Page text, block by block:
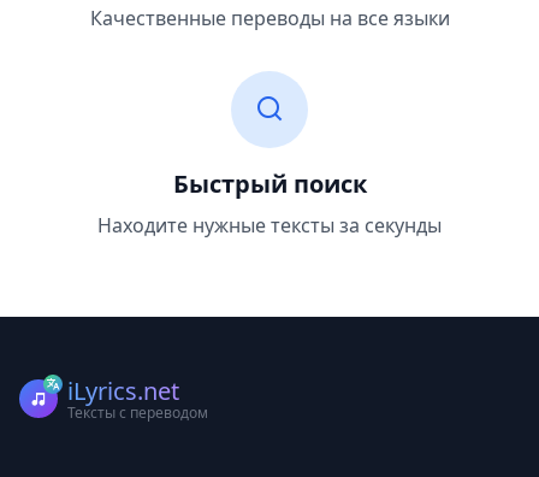
Качественные переводы на все языки
Быстрый поиск
Находите нужные тексты за секунды
iLyrics.net
Тексты с переводом